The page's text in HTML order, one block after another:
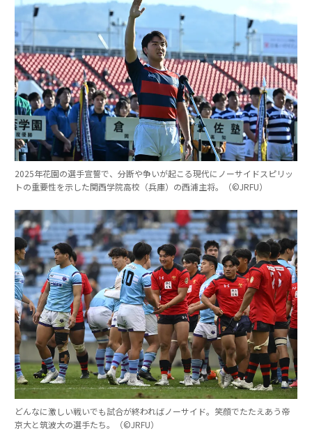
2025年花園の選手宣誓で、分断や争いが起こる現代にノーサイドスピリッ
トの重要性を示した関西学院高校（兵庫）の西浦主将。（©︎JRFU）
どんなに激しい戦いでも試合が終わればノーサイド。笑顔でたたえあう帝
京大と筑波大の選手たち。（©︎JRFU）